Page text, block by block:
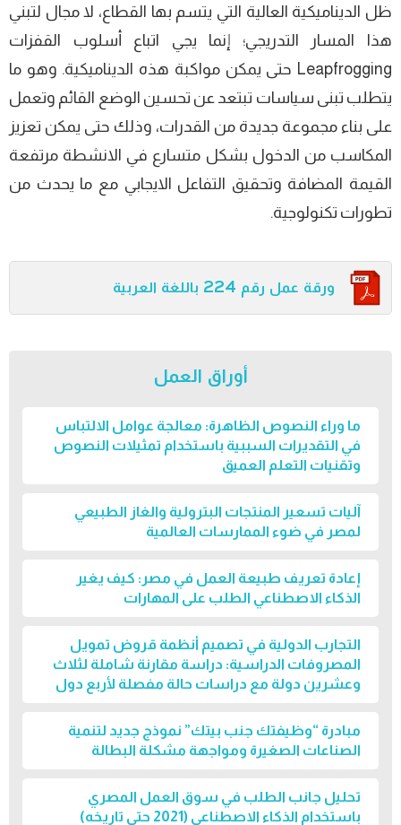
ظل الديناميكية العالية التي يتسم بها القطاع، لا مجال لتبني
هذا المسار التدريجي؛ إنما يجي اتباع أسلوب القفزات
Leapfrogging حتى يمكن مواكبة هذه الديناميكية. وهو ما
يتطلب تبنى سياسات تبتعد عن تحسين الوضع القائم وتعمل
على بناء مجموعة جديدة من القدرات، وذلك حتى يمكن تعزيز
المكاسب من الدخول بشكل متسارع في الانشطة مرتفعة
القيمة المضافة وتحقيق التفاعل الايجابي مع ما يحدث من
تطورات تكنولوجية.
ورقة عمل رقم 224 باللغة العربية
أوراق العمل
ما وراء النصوص الظاهرة: معالجة عوامل الالتباس
في التقديرات السببية باستخدام تمثيلات النصوص
وتقنيات التعلم العميق
آليات تسعير المنتجات البترولية والغاز الطبيعي
لمصر في ضوء الممارسات العالمية
إعادة تعريف طبيعة العمل في مصر: كيف يغير
الذكاء الاصطناعي الطلب على المهارات
التجارب الدولية في تصميم أنظمة قروض تمويل
المصروفات الدراسية: دراسة مقارنة شاملة لثلاث
وعشرين دولة مع دراسات حالة مفصلة لأربع دول
مبادرة “وظيفتك جنب بيتك” نموذج جديد لتنمية
الصناعات الصغيرة ومواجهة مشكلة البطالة
تحليل جانب الطلب في سوق العمل المصري
باستخدام الذكاء الاصطناعي (2021 حتى تاريخه)